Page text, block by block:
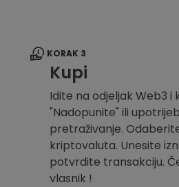
KORAK 3
Kupi
Idite na odjeljak Web3 i
"Nadopunite" ili
pretraživanje.
kriptovaluta. Unesite
potvrdite transakciju.
vlasnik !